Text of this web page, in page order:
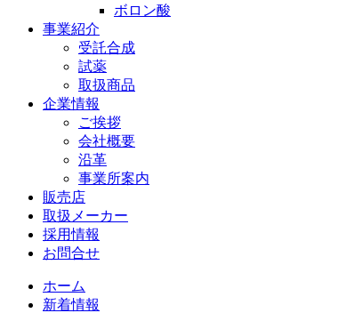
ボロン酸
事業紹介
受託合成
試薬
取扱商品
企業情報
ご挨拶
会社概要
沿革
事業所案内
販売店
取扱メーカー
採用情報
お問合せ
ホーム
新着情報